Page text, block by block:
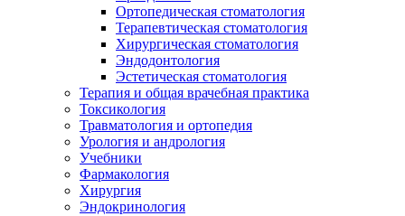
Ортопедическая стоматология
Терапевтическая стоматология
Хирургическая стоматология
Эндодонтология
Эстетическая стоматология
Терапия и общая врачебная практика
Токсикология
Травматология и ортопедия
Урология и андрология
Учебники
Фармакология
Хирургия
Эндокринология